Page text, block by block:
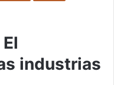
industrias